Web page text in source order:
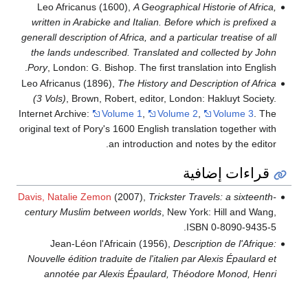
Leo Africanus (1600), A Geographical Historie of Africa,
written in Arabicke and Italian. Before which is prefixed a
generall description of Africa, and a particular treatise of all
the lands undescribed. Translated and collected by John
Pory, London: G. Bishop. The first translation into English.
Leo Africanus (1896), The History and Description of Africa
(3 Vols) , Brown, Robert, editor, London: Hakluyt Society.
Internet Archive:
Volume 1 Volume 2 Volume 3 . The
original text of Pory's 1600 English translation together with
an introduction and notes by the editor.
قراءات إضافية
Davis, Natalie Zemon (2007), Trickster Travels: a sixteenth-
century Muslim between worlds, New York: Hill and Wang,
ISBN 0-8090-9435-5
.
Jean-Léon l'Africain (1956), Description de l'Afrique:
Nouvelle édition traduite de l'italien par Alexis Épaulard et
annotée par Alexis Épaulard, Théodore Monod, Henri